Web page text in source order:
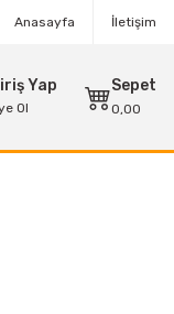
Anasayfa İletişim
Yap
Ol
Sepet
0,00